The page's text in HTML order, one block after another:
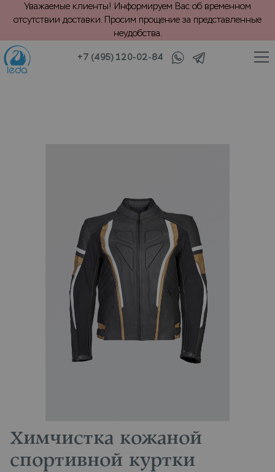
Уважаемые клиенты! Информируем Вас об временном
отсутствии доставки. Просим прощение за представленные
неудобства.
+7 (495) 120-02-84
Химчистка кожаной
спортивной куртки